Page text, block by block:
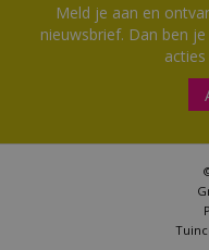
Meld je aan en
nieuwsbrief. Dan ben